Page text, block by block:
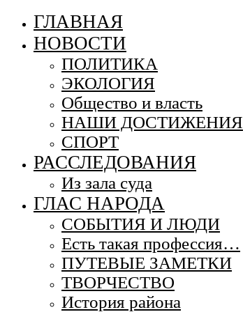
ГЛАВНАЯ
НОВОСТИ
ПОЛИТИКА
ЭКОЛОГИЯ
Общество и власть
НАШИ ДОСТИЖЕНИЯ
СПОРТ
РАССЛЕДОВАНИЯ
Из зала суда
ГЛАС НАРОДА
СОБЫТИЯ И ЛЮДИ
Есть такая профессия…
ПУТЕВЫЕ ЗАМЕТКИ
ТВОРЧЕСТВО
История района